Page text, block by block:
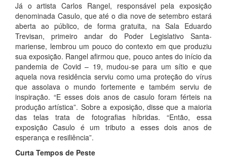
Já o artista Carlos Rangel, responsável pela exposição
denominada Casulo, que até o dia nove de setembro estará
aberta ao público, de forma gratuita, na Sala Eduardo
Trevisan, primeiro andar do Poder Legislativo Santa-
mariense, lembrou um pouco do contexto em que produziu
sua exposição. Rangel afirmou que, pouco antes do início da
pandemia de Covid – 19, mudou-se para um sítio e que
aquela nova residência serviu como uma proteção do vírus
que assolava o mundo fortemente e também serviu de
inspiração. “E esses dois anos de casulo foram férteis na
produção artística”. Sobre a exposição, disse que a maioria
das telas trata de fotografias híbridas. “Então, essa
exposição Casulo é um tributo a esses dois anos de
esperança e resiliência”.
Curta Tempos de Peste